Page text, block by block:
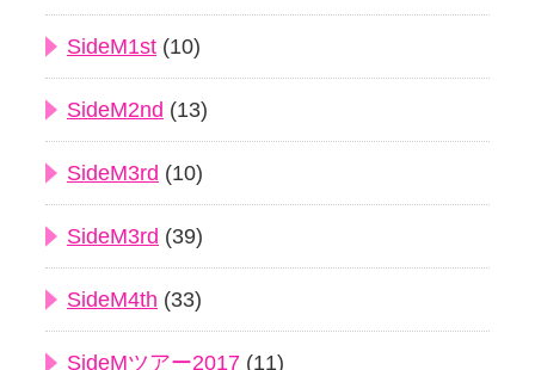
SideM1st (10)
SideM2nd (13)
SideM3rd (10)
SideM3rd (39)
SideM4th (33)
SideMツアー2017 (11)